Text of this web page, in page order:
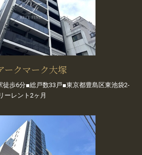
ークマーク大塚
徒歩6分■総戸数33戸■東京都豊島区東池袋2-
ーレント2ヶ月